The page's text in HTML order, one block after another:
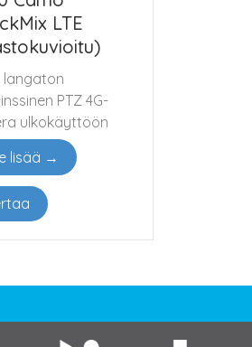
LTE
langaton
PTZ 4G-
ulkokäyttöön
lisää →